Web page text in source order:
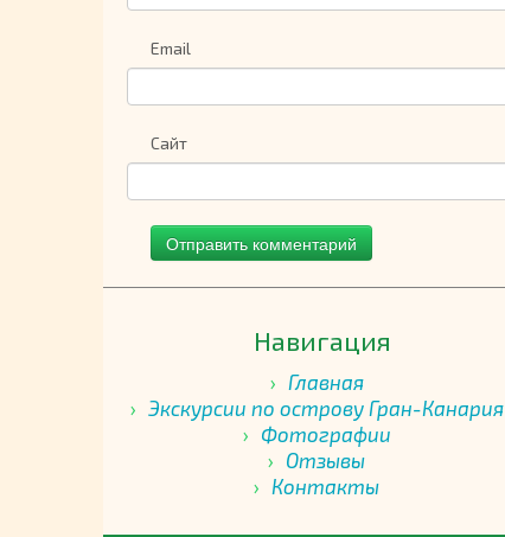
Email
Сайт
Навигация
Главная
Экскурсии по острову Гран-Канария
Фотографии
Отзывы
Контакты